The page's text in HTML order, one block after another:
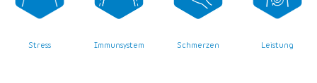
Stress Immunsystem Schmerzen Leistung